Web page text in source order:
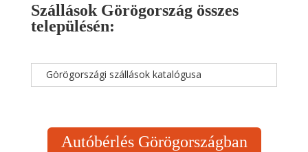
Szállások Görögország összes
településén:
Görögországi szállások katalógusa
Autóbérlés Görögországban